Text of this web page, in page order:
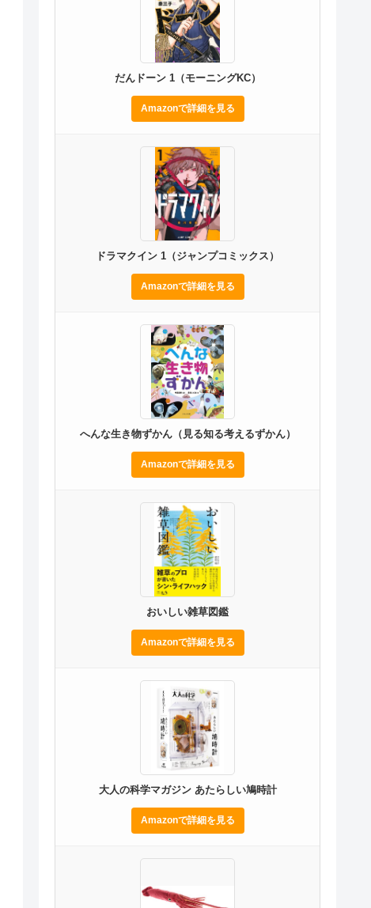
だんドーン 1（モーニングKC）
Amazonで詳細を見る
ドラマクイン 1（ジャンプコミックス）
Amazonで詳細を見る
へんな生き物ずかん（見る知る考えるずかん）
Amazonで詳細を見る
おいしい雑草図鑑
Amazonで詳細を見る
大人の科学マガジン あたらしい鳩時計
Amazonで詳細を見る